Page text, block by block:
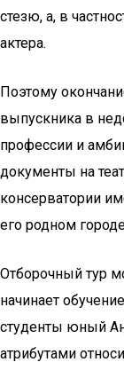
стезю, а, в
актера.
Поэтому
выпускника в
профессии и
документы на
консерватории
его родном
Отборочный тур
начинает
студенты юный
атрибутами